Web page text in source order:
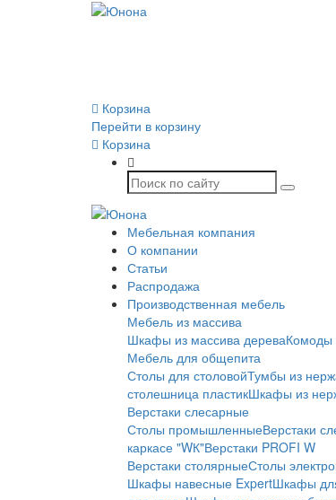
Корзина
Перейти в корзину
Корзина
Мебельная компания
О компании
Статьи
Распродажа
Производственная мебель
Мебель из массива
Шкафы из массива дереваКомоды
Мебель для общепита
Столы для столовойТумбы из
столешница пластикШкафы из
Верстаки слесарные
Столы промышленныеВерстаки
каркасе "WК"Верстаки PROFI W
Верстаки столярныеСтолы
Шкафы навесные ExpertШкафы